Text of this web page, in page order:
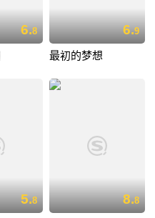
6.8 6.9
最初的梦想
5.8 8.8